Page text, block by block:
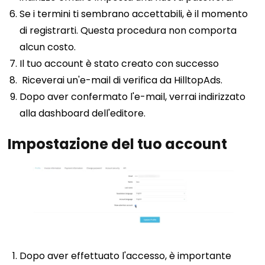
Se i termini ti sembrano accettabili, è il momento
di registrarti. Questa procedura non comporta
alcun costo.
Il tuo account è stato creato con successo
Riceverai un'e-mail di verifica da HilltopAds.
Dopo aver confermato l'e-mail, verrai indirizzato
alla dashboard dell'editore.
Impostazione del tuo account
Dopo aver effettuato l'accesso, è importante